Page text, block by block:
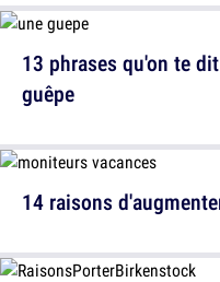
14 raisons
13 phrases qu'on te
guêpe